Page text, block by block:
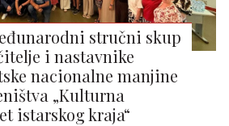
stručni skup
i nastavnike
nacionalne manjine
„Kulturna
istarskog kraja“